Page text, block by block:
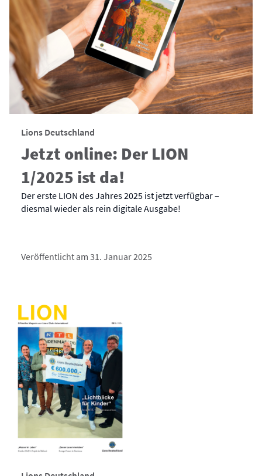
Lions Deutschland
Jetzt online: Der LION
1/2025 ist da!
Der erste LION des Jahres 2025 ist jetzt verfügbar –
diesmal wieder als rein digitale Ausgabe!
Veröffentlicht am 31. Januar 2025